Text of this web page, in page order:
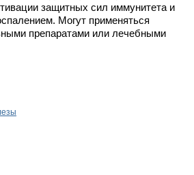
защитных сил иммунитета и
Могут применяться
препаратами или лечебными